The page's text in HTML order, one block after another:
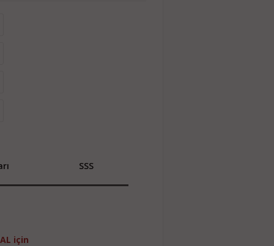
SSS
için